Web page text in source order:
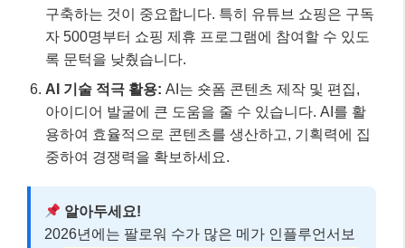
구축하는 것이 중요합니다. 특히 유튜브 쇼핑은 구독
자 500명부터 쇼핑 제휴 프로그램에 참여할 수 있도
록 문턱을 낮췄습니다.
AI 기술 적극 활용: AI는 숏폼 콘텐츠 제작 및 편집,
아이디어 발굴에 큰 도움을 줄 수 있습니다. AI를 활
용하여 효율적으로 콘텐츠를 생산하고, 기획력에 집
중하여 경쟁력을 확보하세요.
알아두세요!
2026년에는 팔로워 수가 많은 메가 인플루언서보